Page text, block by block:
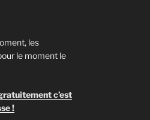
les
le moment le
c’est
!